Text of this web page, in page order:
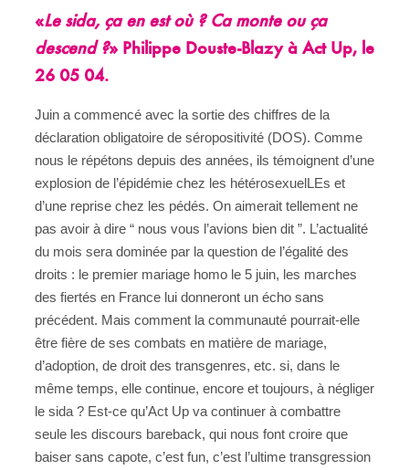
«Le sida, ça en est où ? Ca monte ou ça
descend ?» Philippe Douste-Blazy à Act Up, le
26 05 04.
Juin a commencé avec la sortie des chiffres de la
déclaration obligatoire de séropositivité (DOS). Comme
nous le répétons depuis des années, ils témoignent d’une
explosion de l’épidémie chez les hétérosexuelLEs et
d’une reprise chez les pédés. On aimerait tellement ne
pas avoir à dire “ nous vous l’avions bien dit ”. L’actualité
du mois sera dominée par la question de l’égalité des
droits : le premier mariage homo le 5 juin, les marches
des fiertés en France lui donneront un écho sans
précédent. Mais comment la communauté pourrait-elle
être fière de ses combats en matière de mariage,
d’adoption, de droit des transgenres, etc. si, dans le
même temps, elle continue, encore et toujours, à négliger
le sida ? Est-ce qu’Act Up va continuer à combattre
seule les discours bareback, qui nous font croire que
baiser sans capote, c’est fun, c’est l’ultime transgression